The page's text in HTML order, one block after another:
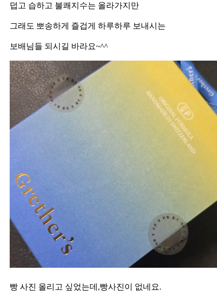
덥고 습하고 불쾌지수는 올라가지만
그래도 뽀송하게 즐겁게 하루하루 보내시는
보배님들 되시길 바라요~^^
빵 사진 올리고 싶었는데,빵사진이 없네요.